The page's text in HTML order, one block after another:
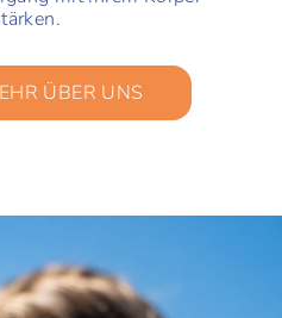
ÜBER UNS